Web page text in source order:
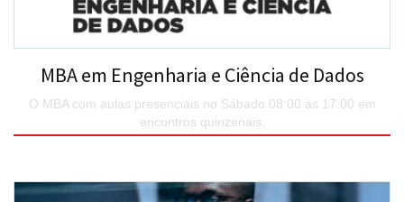
MBA em Engenharia e Ciência de Dados
O MBA com aulas presenciais no Sábado 08:00 às 17:00 em
encontros quinzenais.